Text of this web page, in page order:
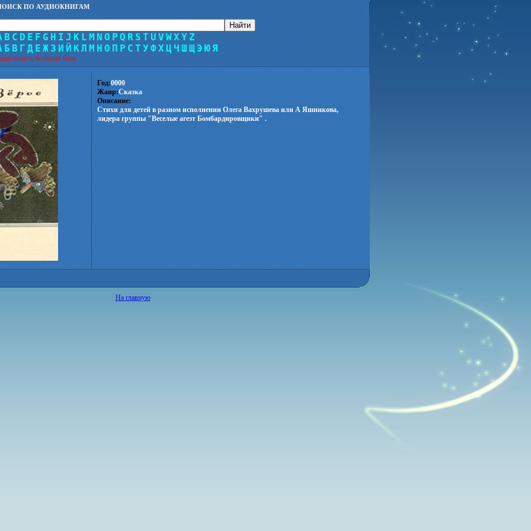
ПО АУДИОКНИГАМ
B C D E F G H I J K L M N O P Q R S T U V WXYZ
Б В Г Д Е Ж З И Й КЛ М Н О П Р С Т УФХ ЦЧ Ш Щ Э ЮЯ
большая база.
Год:0000
Жанр:Сказка
Описание:
Стихи для детей в разном исполнении Олега Вахрушева или А Яшникова,
лидера группы "Веселые агезт Бомбардировщики" .
На главную